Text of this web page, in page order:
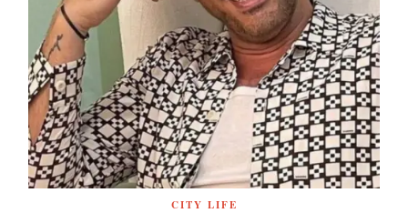
CITY LIFE